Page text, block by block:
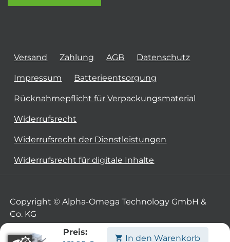
Preis:
In den Warenkorb
Versand Zahlung AGB Datenschutz
Impressum Batterieentsorgung
Rücknahmepflicht für Verpackungsmaterial
Widerrufsrecht
Widerrufsrecht der Dienstleistungen
Widerrufsrecht für digitale Inhalte
Copyright © Alpha-Omega Technology GmbH &
Co. KG